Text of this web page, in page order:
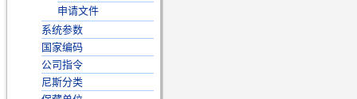
申请文件
系统参数
国家编码
公司指令
尼斯分类